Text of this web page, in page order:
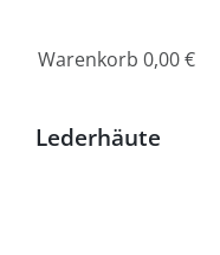
Warenkorb 0,00 €
Lederhäute